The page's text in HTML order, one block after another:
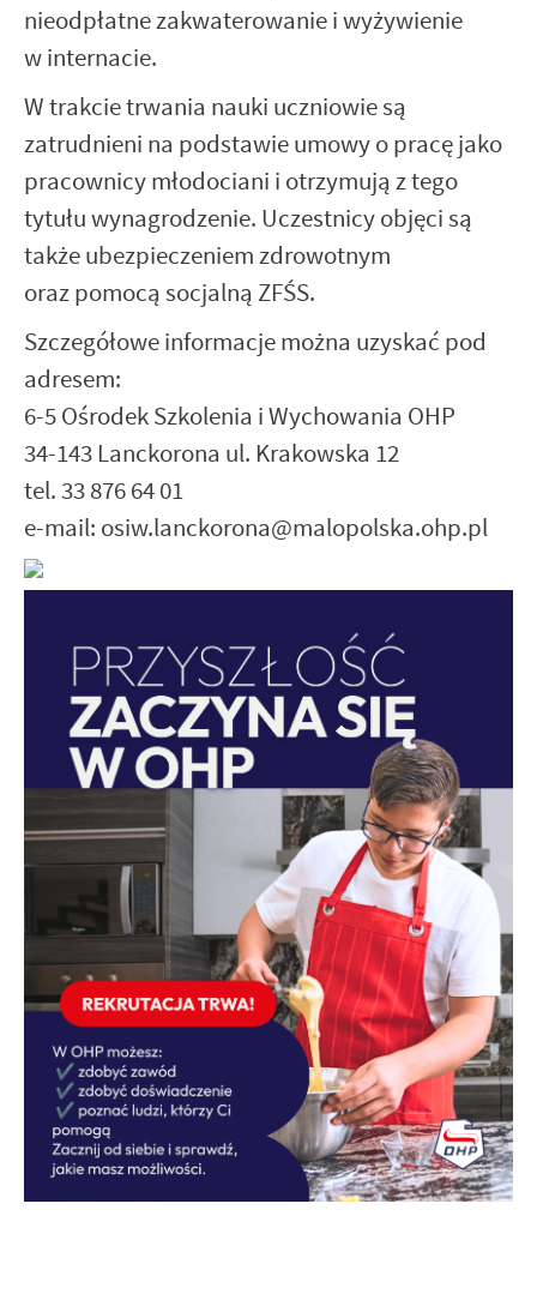
nieodpłatne zakwaterowanie i wyżywienie
w internacie.
W trakcie trwania nauki uczniowie są
zatrudnieni na podstawie umowy o pracę jako
pracownicy młodociani i otrzymują z tego
tytułu wynagrodzenie. Uczestnicy objęci są
także ubezpieczeniem zdrowotnym
oraz pomocą socjalną ZFŚS.
Szczegółowe informacje można uzyskać pod
adresem:
6-5 Ośrodek Szkolenia i Wychowania OHP
34-143 Lanckorona ul. Krakowska 12
tel. 33 876 64 01
e-mail: osiw.lanckorona@malopolska.ohp.pl